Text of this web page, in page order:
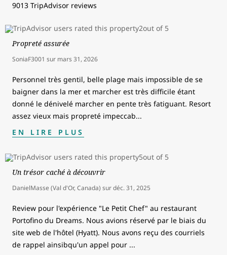
9013 TripAdvisor reviews
Propreté assurée
SoniaF3001 sur mars 31, 2026
Personnel très gentil, belle plage mais impossible de se
baigner dans la mer et marcher est très difficile étant
donné le dénivelé marcher en pente très fatiguant. Resort
assez vieux mais propreté impeccab...
EN LIRE PLUS
Un trésor caché à découvrir
DanielMasse (Val d'Or, Canada) surdéc. 31, 2025
Review pour l'expérience "Le Petit Chef" au restaurant
Portofino du Dreams. Nous avions réservé par le biais du
site web de l'hôtel (Hyatt). Nous avons reçu des courriels
de rappel ainsibqu'un appel pour ...